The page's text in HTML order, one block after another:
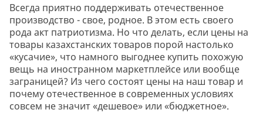
Всегда приятно поддерживать отечественное
производство - свое, родное. В этом есть своего
рода акт патриотизма. Но что делать, если цены на
товары казахстанских товаров порой настолько
«кусачие», что намного выгоднее купить похожую
вещь на иностранном маркетплейсе или вообще
заграницей? Из чего состоят цены на наш товар и
почему отечественное в современных условиях
совсем не значит «дешевое» или «бюджетное».